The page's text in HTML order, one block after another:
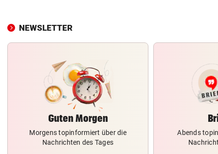
NEWSLETTER
Guten Morgen
Morgens topinformiert über die
Nachrichten des Tages
Abends